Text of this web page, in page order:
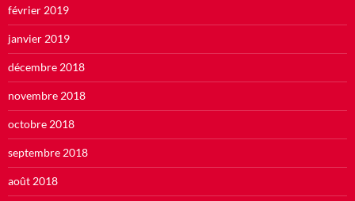
février 2019
janvier 2019
décembre 2018
novembre 2018
octobre 2018
septembre 2018
août 2018